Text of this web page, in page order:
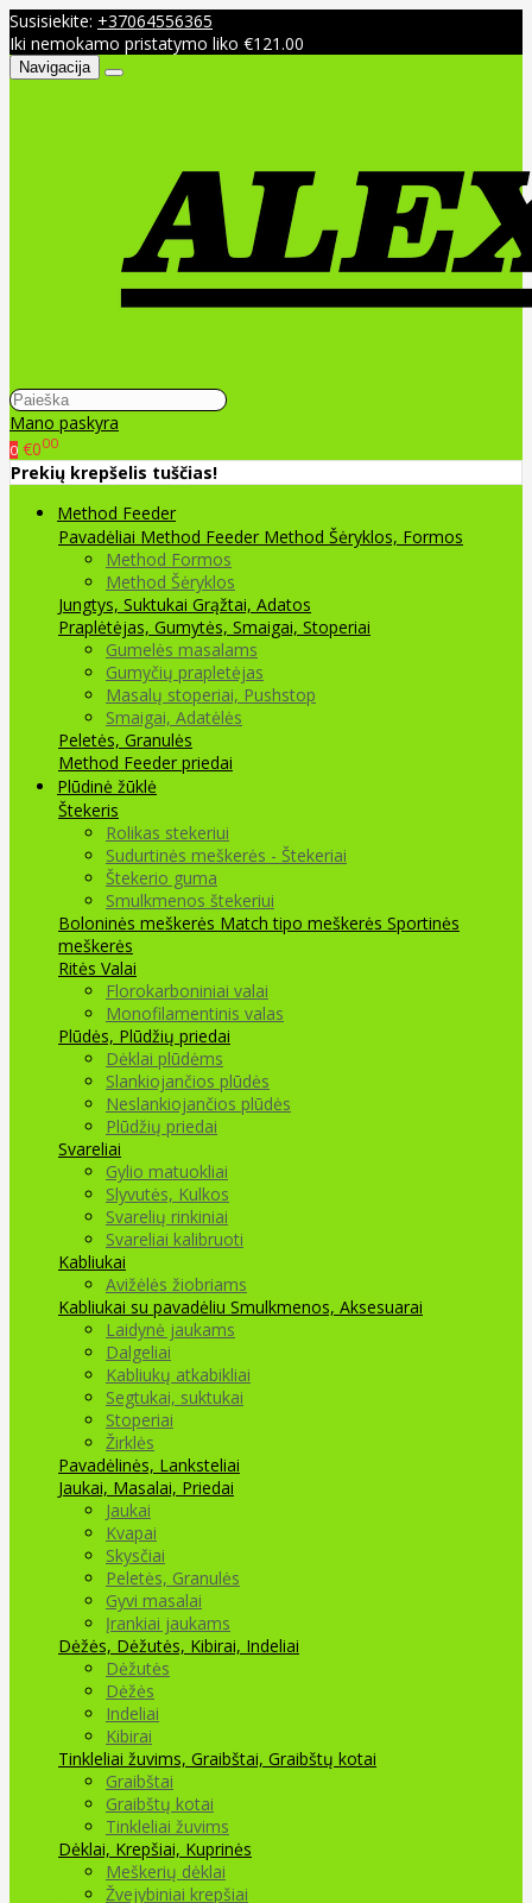
Susisiekite: +37064556365
Iki nemokamo pristatymo liko €121.00
Navigacija
Mano paskyra
0 €000
Prekių krepšelis tuščias!
Method Feeder
Pavadėliai Method Feeder Method Šėryklos, Formos
Method Formos
Method Šėryklos
Jungtys, Suktukai Grąžtai, Adatos
Praplėtėjas, Gumytės, Smaigai, Stoperiai
Gumelės masalams
Gumyčių prapletėjas
Masalų stoperiai, Pushstop
Smaigai, Adatėlės
Peletės, Granulės
Method Feeder priedai
Plūdinė žūklė
Štekeris
Rolikas stekeriui
Sudurtinės meškerės - Štekeriai
Štekerio guma
Smulkmenos štekeriui
Boloninės meškerės Match tipo meškerės Sportinės
meškerės
Ritės Valai
Florokarboniniai valai
Monofilamentinis valas
Plūdės, Plūdžių priedai
Dėklai plūdėms
Slankiojančios plūdės
Neslankiojančios plūdės
Plūdžių priedai
Svareliai
Gylio matuokliai
Slyvutės, Kulkos
Svarelių rinkiniai
Svareliai kalibruoti
Kabliukai
Avižėlės žiobriams
Kabliukai su pavadėliu Smulkmenos, Aksesuarai
Laidynė jaukams
Dalgeliai
Kabliukų atkabikliai
Segtukai, suktukai
Stoperiai
Žirklės
Pavadėlinės, Lanksteliai
Jaukai, Masalai, Priedai
Jaukai
Kvapai
Skysčiai
Peletės, Granulės
Gyvi masalai
Įrankiai jaukams
Dėžės, Dėžutės, Kibirai, Indeliai
Dėžutės
Dėžės
Indeliai
Kibirai
Tinkleliai žuvims, Graibštai, Graibštų kotai
Graibštai
Graibštų kotai
Tinkleliai žuvims
Dėklai, Krepšiai, Kuprinės
Meškerių dėklai
Žvejybiniai krepšiai